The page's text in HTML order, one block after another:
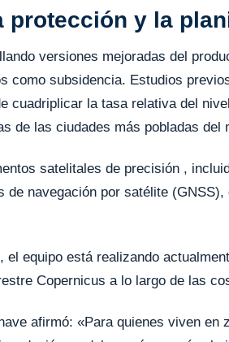
protección y la
versiones mejoradas del
como subsidencia. Estudios
cuadriplicar la tasa relativa del
de las ciudades más pobladas del
satelitales de precisión ,
de navegación por satélite
el equipo está realizando
Copernicus a lo largo de las
afirmó: «Para quienes viven